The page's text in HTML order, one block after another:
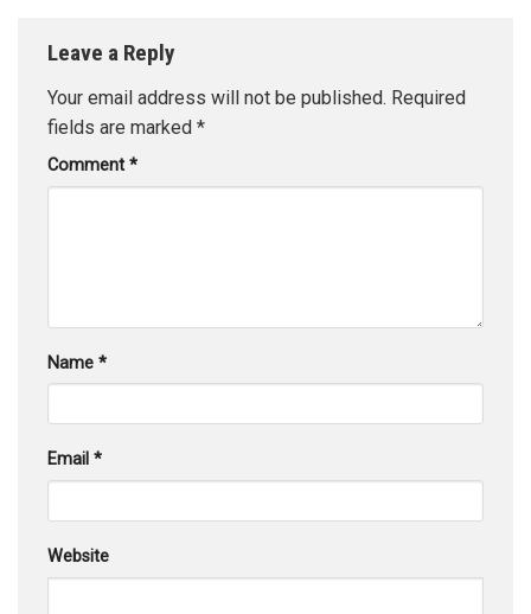
Leave a Reply
Your email address will not be published. Required
fields are marked *
Comment *
Name *
Email *
Website